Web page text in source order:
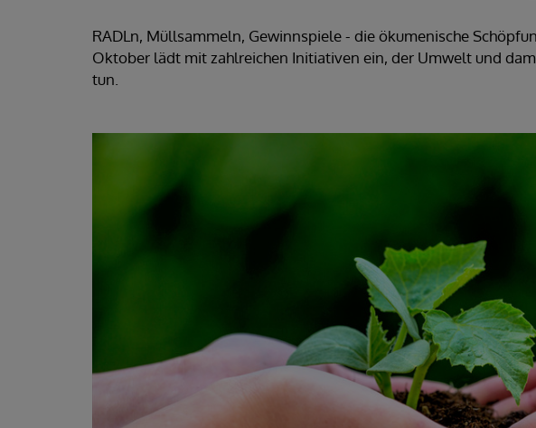
RADLn, Müllsammeln, Gewinnspiele - die ökumenische
Oktober lädt mit zahlreichen Initiativen ein, der Umwelt und
tun.